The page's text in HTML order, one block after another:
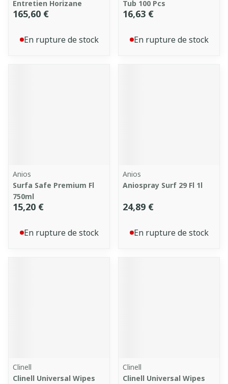
Entretien Horizane
165,60 €
En rupture de stock
Tub 100 Pcs
16,63 €
En rupture de stock
Anios
Surfa Safe Premium Fl
750ml
15,20 €
En rupture de stock
Anios
Aniospray Surf 29 Fl 1l
24,89 €
En rupture de stock
Clinell
Clinell Universal Wipes
Clinell
Clinell Universal Wipes